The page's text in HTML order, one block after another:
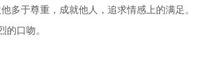
多于尊重，成就他人，追求情感上的满足。
的口吻。